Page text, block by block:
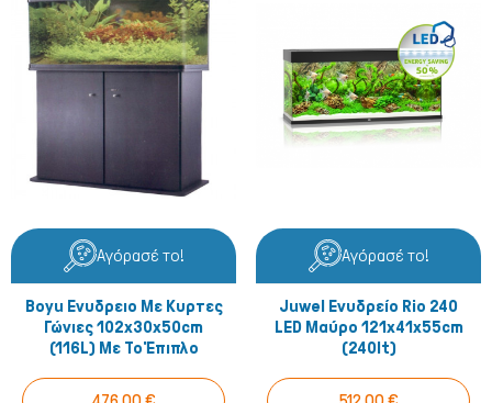
Αγόρασέ το!
Boyu Ενυδρειο Με Κυρτες
Γώνιες 102x30x50cm
(116L) Με Το Έπιπλο
Αγόρασέ το!
Juwel Ενυδρείο Rio 240
LED Μαύρο 121x41x55cm
(240lt)